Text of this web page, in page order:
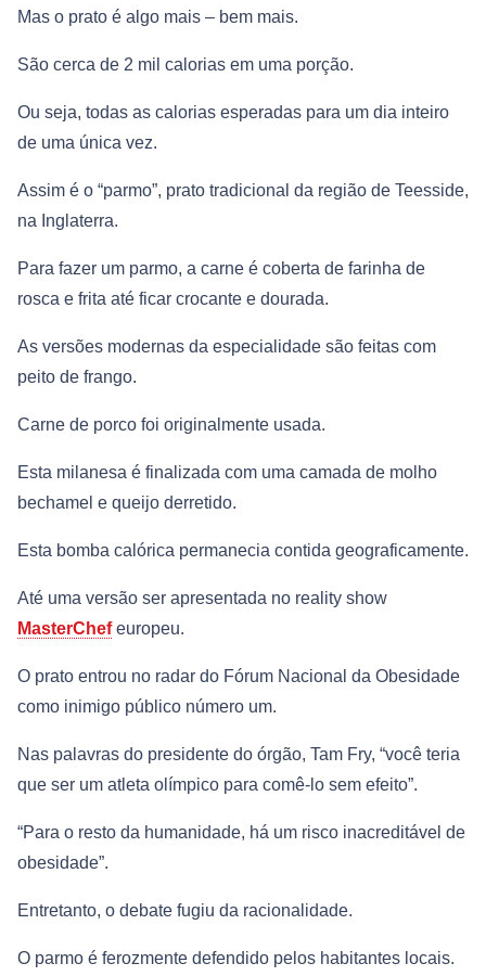
Mas o prato é algo mais – bem mais.
São cerca de 2 mil calorias em uma porção.
Ou seja, todas as calorias esperadas para um dia inteiro
de uma única vez.
Assim é o “parmo”, prato tradicional da região de Teesside,
na Inglaterra.
Para fazer um parmo, a carne é coberta de farinha de
rosca e frita até ficar crocante e dourada.
As versões modernas da especialidade são feitas com
peito de frango.
Carne de porco foi originalmente usada.
Esta milanesa é finalizada com uma camada de molho
bechamel e queijo derretido.
Esta bomba calórica permanecia contida geograficamente.
Até uma versão ser apresentada no reality show
MasterChefeuropeu.
O prato entrou no radar do Fórum Nacional da Obesidade
como inimigo público número um.
Nas palavras do presidente do órgão, Tam Fry, “você teria
que ser um atleta olímpico para comê-lo sem efeito”.
“Para o resto da humanidade, há um risco inacreditável de
obesidade”.
Entretanto, o debate fugiu da racionalidade.
O parmo é ferozmente defendido pelos habitantes locais.